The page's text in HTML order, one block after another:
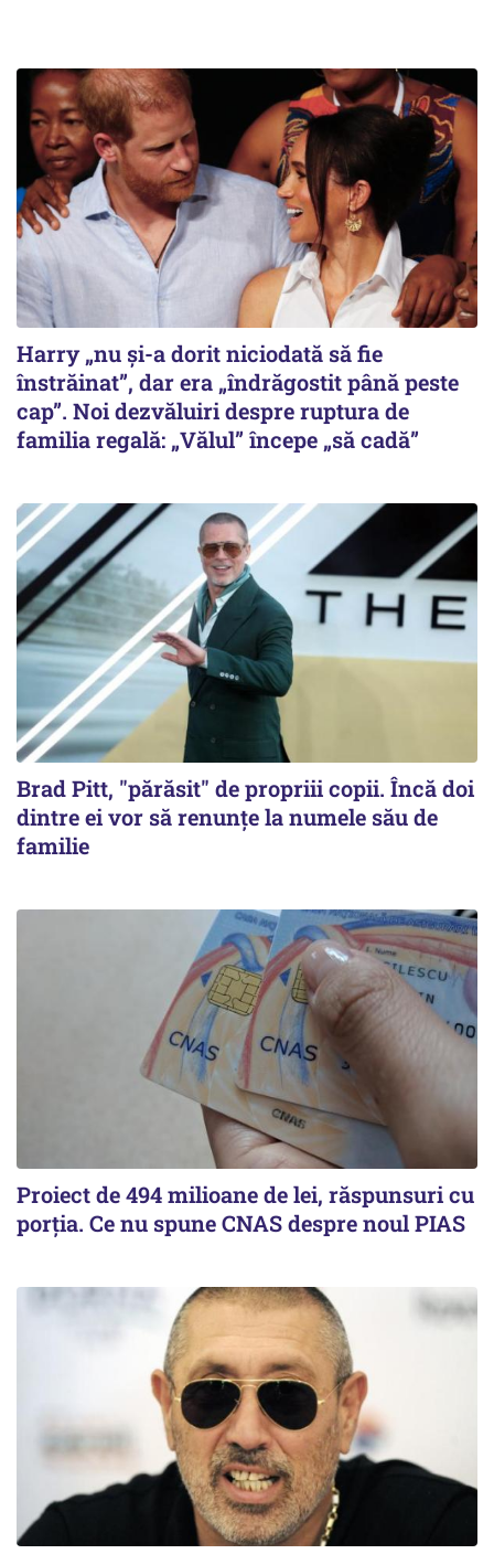
Harry „nu și-a dorit niciodată să fie
înstrăinat”, dar era „îndrăgostit până peste
cap”. Noi dezvăluiri despre ruptura de
familia regală: „Vălul” începe „să cadă”
Brad Pitt, "părăsit" de propriii copii. Încă doi
dintre ei vor să renunțe la numele său de
familie
Proiect de 494 milioane de lei, răspunsuri cu
porția. Ce nu spune CNAS despre noul PIAS